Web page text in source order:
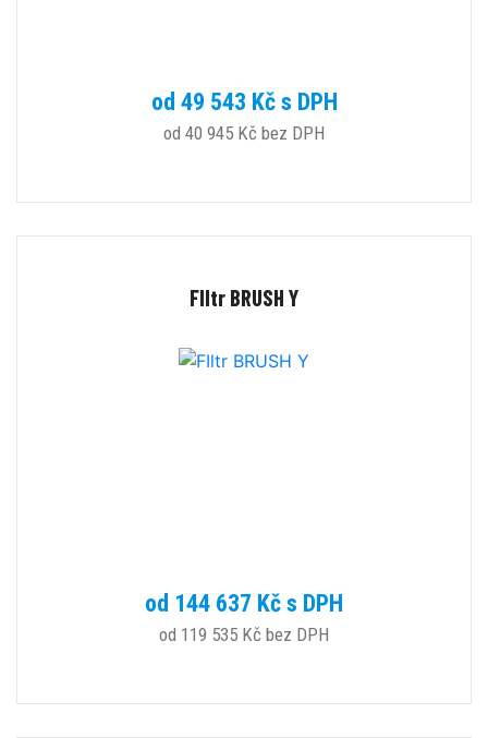
od 49 543 Kč s DPH
od 40 945 Kč bez DPH
FIltr BRUSH Y
od 144 637 Kč s DPH
od 119 535 Kč bez DPH